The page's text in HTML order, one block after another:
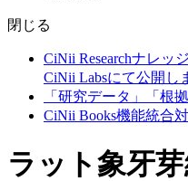
閉じる
CiNii Researchナレッ
CiNii Labsにて公開し
「研究データ」「根
CiNii Books機能統合
ラット象牙